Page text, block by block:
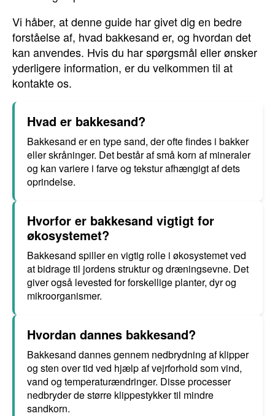
Vi håber, at denne guide har givet dig en bedre
forståelse af, hvad bakkesand er, og hvordan det
kan anvendes. Hvis du har spørgsmål eller ønsker
yderligere information, er du velkommen til at
kontakte os.
Hvad er bakkesand?
Bakkesand er en type sand, der ofte findes i bakker
eller skråninger. Det består af små korn af mineraler
og kan variere i farve og tekstur afhængigt af dets
oprindelse.
Hvorfor er bakkesand vigtigt for
økosystemet?
Bakkesand spiller en vigtig rolle i økosystemet ved
at bidrage til jordens struktur og dræningsevne. Det
giver også levested for forskellige planter, dyr og
mikroorganismer.
Hvordan dannes bakkesand?
Bakkesand dannes gennem nedbrydning af klipper
og sten over tid ved hjælp af vejrforhold som vind,
vand og temperaturændringer. Disse processer
nedbryder de større klippestykker til mindre
sandkorn.